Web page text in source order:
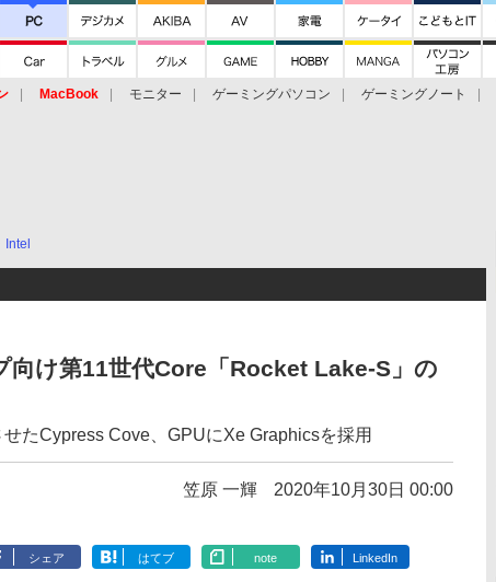
MacBook モニター ゲーミングパソコン ゲーミングノート
Intel
向け第11世代Core「Rocket Lake-S」の
たCypress Cove、GPUにXe Graphicsを採用
笠原 一輝 2020年10月30日 00:00
シェア はてブ note LinkedIn